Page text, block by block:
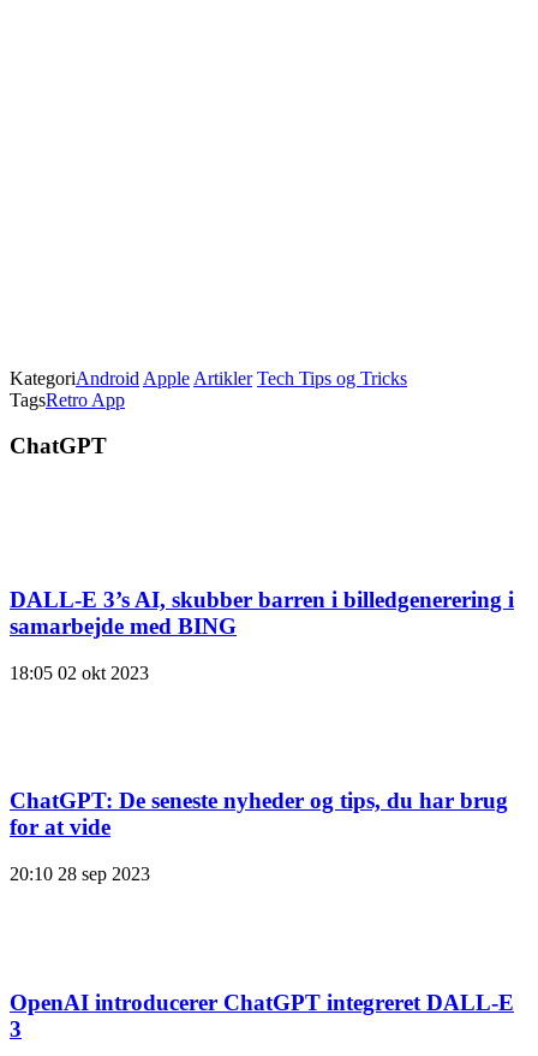
KategoriAndroid Apple Artikler Tech Tips og Tricks
TagsRetro App
ChatGPT
DALL-E 3’s AI, skubber barren i billedgenerering i
samarbejde med BING
18:05 02 okt 2023
ChatGPT: De seneste nyheder og tips, du har brug
for at vide
20:10 28 sep 2023
OpenAI introducerer ChatGPT integreret DALL-E
3